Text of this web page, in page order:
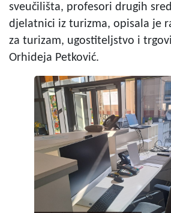
sveučilišta, profesori drugih
djelatnici iz turizma, opisala je
za turizam, ugostiteljstvo i
Orhideja Petković.